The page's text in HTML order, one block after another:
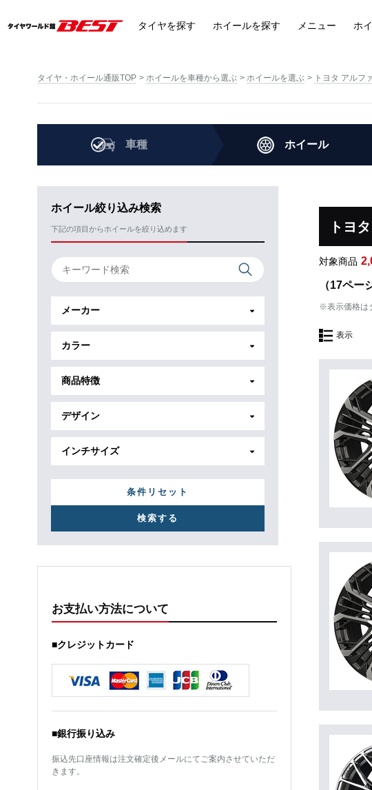
タイヤを探す ホイールを探す メニュー ホ
タイヤ・ホイール通販TOP ホイールを車種から選ぶ ホイールを選ぶ トヨタ アルフ
車種 ホイール
ホイール絞り込み検索
下記の項目からホイールを絞り込めます
メーカー
カラー
商品特徴
デザイン
インチサイズ
条件リセット
お支払い方法について
■クレジットカード
■銀行振り込み
振込先口座情報は注文確定後メールにてご案内させていただ
きます。
トヨ
対象商品
（17ペ
※表示価格は
表示